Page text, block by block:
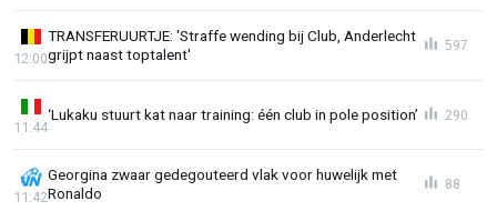
TRANSFERUURTJE: 'Straffe wending bij Club, Anderlecht
grijpt naast toptalent'
12:00
597
‘Lukaku stuurt kat naar training: één club in pole position’
11:44
290
Georgina zwaar gedegouteerd vlak voor huwelijk met
Ronaldo
11:42
88